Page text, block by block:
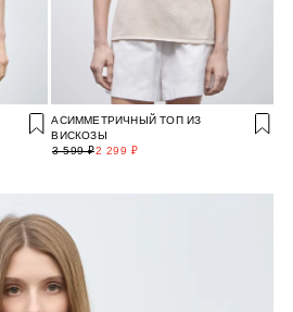
АСИММЕТРИЧНЫЙ ТОП ИЗ
ВИСКОЗЫ
2 299 ₽
3 599 ₽